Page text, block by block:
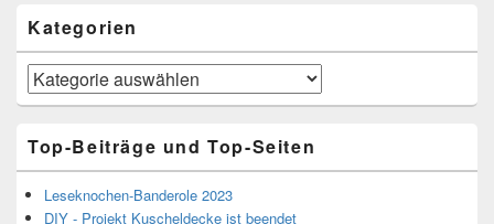
Kategorien
Kategorien
Top-Beiträge und Top-Seiten
Leseknochen-Banderole 2023
DIY - Projekt Kuscheldecke ist beendet